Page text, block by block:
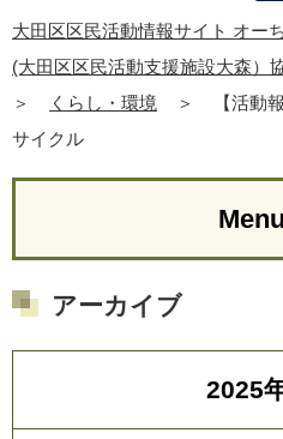
大田区区民活動情報サイト オー
(大田区区民活動支援施設大森）
＞
くらし・環境 ＞
【活動
サイクル
Menu
アーカイブ
2025